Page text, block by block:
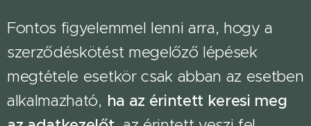
Fontos figyelemmel lenni arra, hogy a
szerződéskötést megelőző lépések
megtétele esetkör csak abban az esetben
alkalmazható, ha az érintett keresi meg